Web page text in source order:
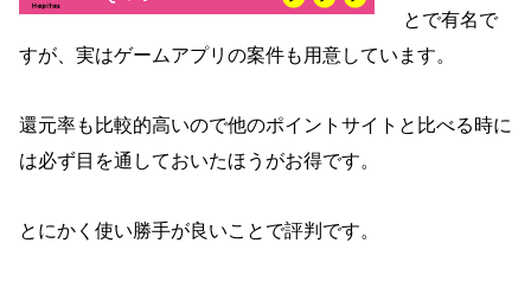
とで有名で
すが、実はゲームアプリの案件も用意しています。
還元率も比較的高いので他のポイントサイトと比べる時に
は必ず目を通しておいたほうがお得です。
とにかく使い勝手が良いことで評判です。